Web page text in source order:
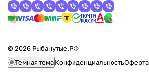
© 2026 Рыбанутые.РФ
Темная темаКонфиденциальностьОферта